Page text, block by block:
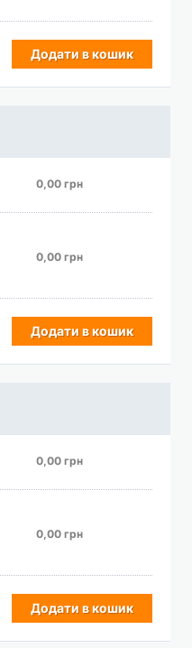
Додати в кошик
0,00 грн
0,00 грн
Додати в кошик
0,00 грн
0,00 грн
Додати в кошик